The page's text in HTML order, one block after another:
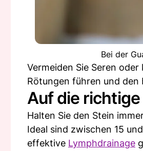
Bei der
Vermeiden Sie Seren
Rötungen führen und
Auf die
Halten Sie den Stein
Ideal sind zwischen 15
effektive Lymphdrainage